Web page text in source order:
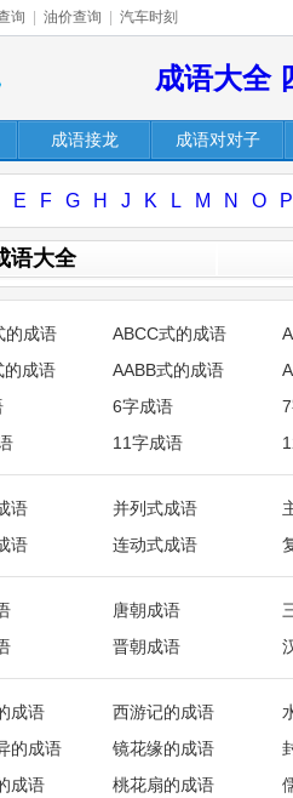
询 油价查询 汽车时刻
成语大全
成语接龙 成语对对子
E F G H J K L M N O P
语大全
的成语 ABCC式的成语
的成语 AABB式的成语
6字成语
11字成语
语 并列式成语
语 连动式成语
唐朝成语
晋朝成语
成语 西游记的成语
的成语 镜花缘的成语
成语 桃花扇的成语